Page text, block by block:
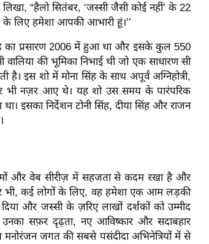
“हैलो सितंबर, ‘जस्सी जैसी कोई नहीं’ के 22
लिए हमेशा आपकी आभारी हूं।’’
का प्रसारण 2006 में हुआ था और इसके कुल 550
वालिया की भूमिका निभाई थी जो एक साधारण सी
इस शो में मोना सिंह के साथ अपूर्व अग्निहोत्री,
भी नज़र आए थे। यह शो उस समय के पारंपरिक
इसका निर्देशन टोनी सिंह, दीया सिंह और राजन
और वेब सीरीज़ में सहजता से कदम रखा है और
भी, कई लोगों के लिए, वह हमेशा एक आम लड़की
और जस्सी के ज़रिए लाखों दर्शकों को उम्मीद
सफ़र दृढ़ता, नए आविष्कार और सदाबहार
जगत की सबसे पसंदीदा अभिनेत्रियों में से